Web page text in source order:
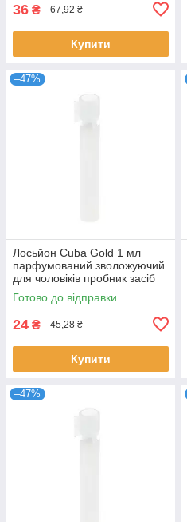
36 ₴ 67,92 ₴
Купити
–47%
Лосьйон Cuba Gold 1 мл
парфумований зволожуючий
для чоловіків пробник засіб
після гоління Куба Голд
Готово до відправки
24 ₴ 45,28 ₴
Купити
–47%